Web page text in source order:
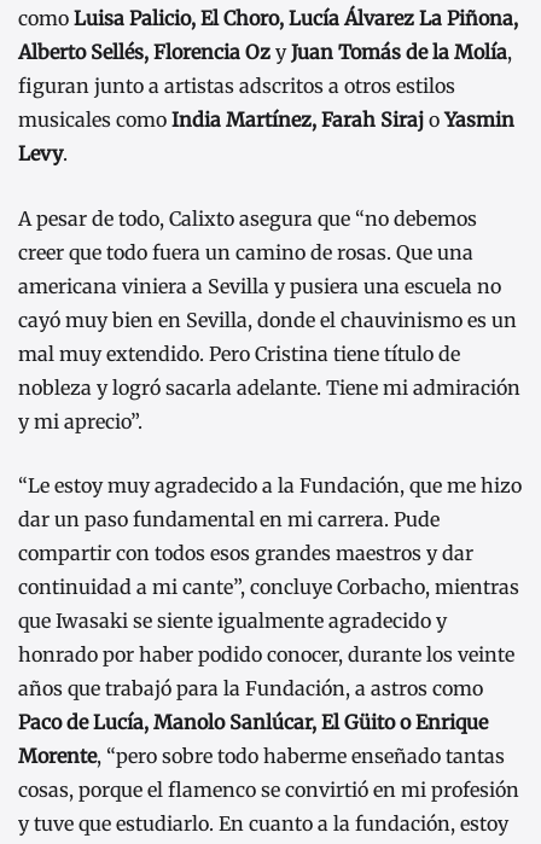
como Luisa Palicio, El Choro, Lucía Álvarez La Piñona,
Alberto Sellés, Florencia Oz yJuan Tomás de la Molía,
figuran junto a artistas adscritos a otros estilos
musicales como India Martínez, Farah Siraj oYasmin
Levy.
A pesar de todo, Calixto asegura que “no debemos
creer que todo fuera un camino de rosas. Que una
americana viniera a Sevilla y pusiera una escuela no
cayó muy bien en Sevilla, donde el chauvinismo es un
mal muy extendido. Pero Cristina tiene título de
nobleza y logró sacarla adelante. Tiene mi admiración
y mi aprecio”.
“Le estoy muy agradecido a la Fundación, que me hizo
dar un paso fundamental en mi carrera. Pude
compartir con todos esos grandes maestros y dar
continuidad a mi cante”, concluye Corbacho, mientras
que Iwasaki se siente igualmente agradecido y
honrado por haber podido conocer, durante los veinte
años que trabajó para la Fundación, a astros como
Paco de Lucía, Manolo Sanlúcar, El Güito o Enrique
Morente, “pero sobre todo haberme enseñado tantas
cosas, porque el flamenco se convirtió en mi profesión
y tuve que estudiarlo. En cuanto a la fundación, estoy